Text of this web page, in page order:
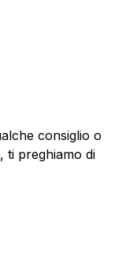
consiglio o
ti preghiamo di